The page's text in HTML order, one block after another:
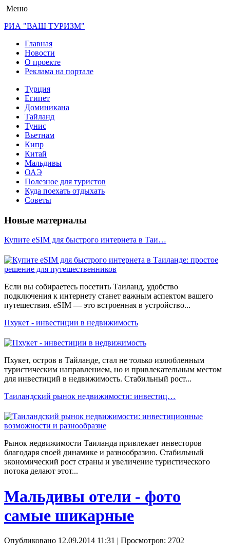
Меню
РИА "ВАШ ТУРИЗМ"
Главная
Новости
О проекте
Реклама на портале
Турция
Египет
Доминикана
Тайланд
Тунис
Вьетнам
Кипр
Китай
Мальдивы
ОАЭ
Полезное для туристов
Куда поехать отдыхать
Советы
Новые материалы
Купите eSIM для быстрого интернета в Таи…
Если вы собираетесь посетить Таиланд, удобство
подключения к интернету станет важным аспектом вашего
путешествия. eSIM — это встроенная в устройство...
Пхукет - инвестиции в недвижимость
Пхукет, остров в Тайланде, стал не только излюбленным
туристическим направлением, но и привлекательным местом
для инвестиций в недвижимость. Стабильный рост...
Таиландский рынок недвижимости: инвестиц…
Рынок недвижимости Таиланда привлекает инвесторов
благодаря своей динамике и разнообразию. Стабильный
экономический рост страны и увеличение туристического
потока делают этот...
Мальдивы отели - фото
самые шикарные
Опубликовано 12.09.2014 11:31 | Просмотров: 2702